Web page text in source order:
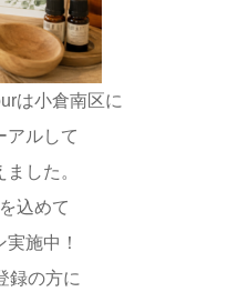
は小倉南区に
アルして
した。
込めて
施中！
録の方に